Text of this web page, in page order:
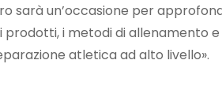
un’occasione per
i metodi di allenamento
atletica ad alto livello».